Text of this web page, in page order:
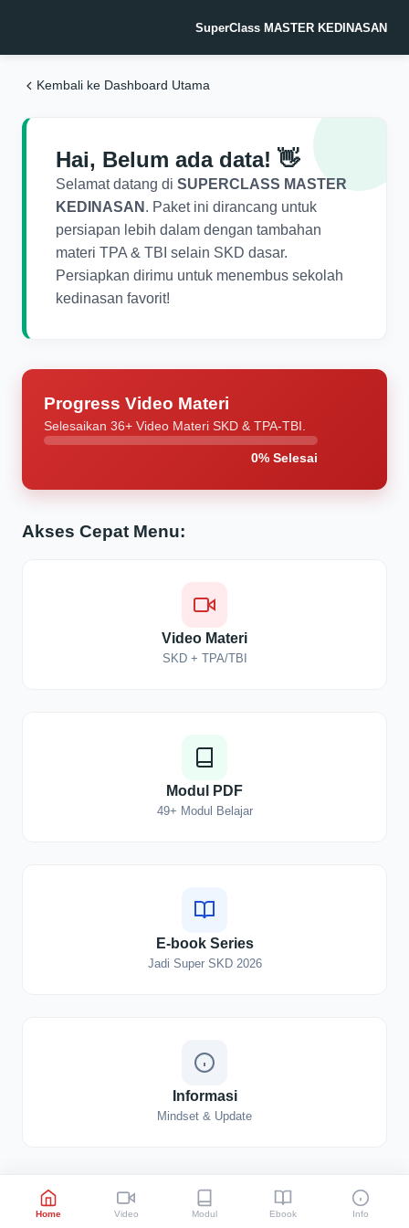
SuperClass MASTER KEDINASAN
Kembali ke Dashboard Utama
Hai, Belum ada data! 👋
Selamat datang di SUPERCLASS MASTER
KEDINASAN . Paket ini dirancang untuk
persiapan lebih dalam dengan tambahan
materi TPA & TBI selain SKD dasar.
Persiapkan dirimu untuk menembus sekolah
kedinasan favorit!
Progress Video Materi
Selesaikan 36+ Video Materi SKD & TPA-TBI.
0% Selesai
Akses Cepat Menu:
Video Materi
SKD + TPA/TBI
Modul PDF
49+ Modul Belajar
E-book Series
Jadi Super SKD 2026
Informasi
Mindset & Update
Home Video Modul Ebook Info